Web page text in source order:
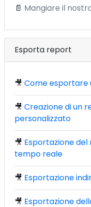
📄 Mangiare il
Esporta report
🎥 Come esportare
🎥 Creazione di un
personalizzato
🎥 Esportazione
tempo reale
🎥 Esportazione
🎥 Esportazione